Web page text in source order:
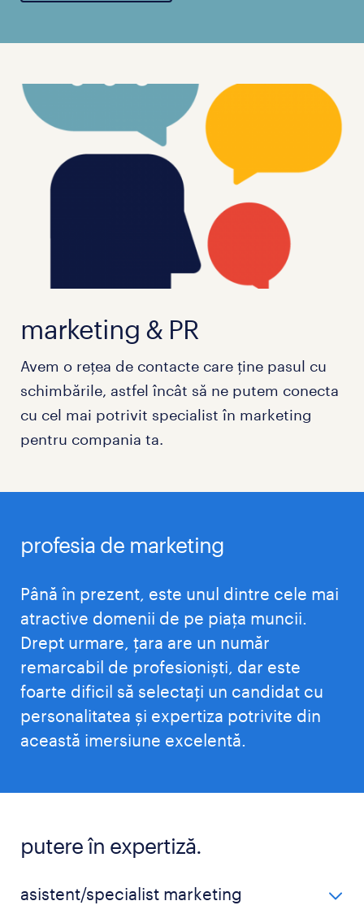
marketing & PR
Avem o rețea de contacte care ține pasul cu
schimbările, astfel încât să ne putem conecta
cu cel mai potrivit specialist în marketing
pentru compania ta.
profesia de marketing
Până în prezent, este unul dintre cele mai
atractive domenii de pe piața muncii.
Drept urmare, țara are un număr
remarcabil de profesioniști, dar este
foarte dificil să selectați un candidat cu
personalitatea și expertiza potrivite din
această imersiune excelentă.
putere în expertiză.
asistent/specialist marketing